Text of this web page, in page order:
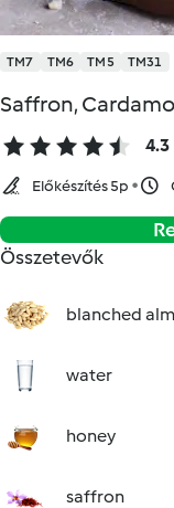
TM7 TM6 TM5 TM31
Saffron,
4.3
Előkészítés 5p
Összetevők
blanched
water
honey
saffron